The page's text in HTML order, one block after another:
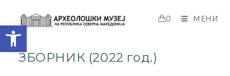
Open toolbar
0 МЕНИ
ЗБОРНИК (2022 год.)